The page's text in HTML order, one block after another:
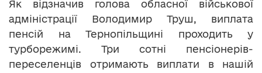
Як відзначив голова обласної військової
адміністрації Володимир Труш, виплата
пенсій на Тернопільщині проходить у
турборежимі. Три сотні пенсіонерів-
переселенців отримають виплати в нашій